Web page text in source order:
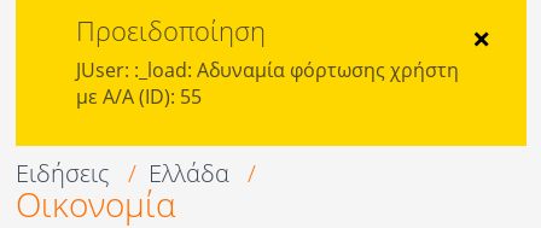
Ειδήσεις
Ελλάδα
Κοινωνία
Πολιτική
×
Προειδοποίηση
JUser: :_load: Αδυναμία φόρτωσης χρήστη
με Α/Α (ID): 55
Ειδήσεις / Ελλάδα /
Οικονομία